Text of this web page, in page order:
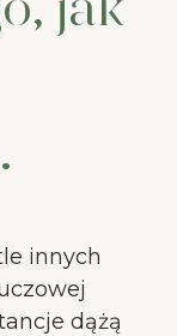
jak
innych
dążą